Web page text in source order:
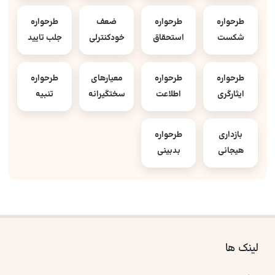
طرحواره
شکست
طرحواره
استحقاق
ضعف
خودکنترلی
طرحواره
جلب تایید
طرحواره
ایثارگری
طرحواره
اطلاعت
معیارهای
سختگیرانه
طرحواره
تنبیه
بازداری
هیجانی
طرحواره
بدبینی
لینک ها